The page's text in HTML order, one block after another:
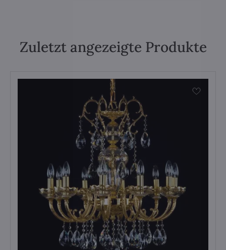
Zuletzt angezeigte Produkte